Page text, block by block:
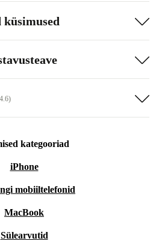
kategooriad
iPhone
mobiiltelefonid
MacBook
Sülearvutid